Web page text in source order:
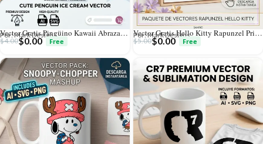
Vector Gratis Pingüino Kawaii Abrazando Cono de Helado para Sublimación
Por: Mark Designs
$4.00$0.00
Vector Gratis Hello Kitty Rapunzel Princesa de Disney Mashup para Sublimación
Por: Mark Designs
$5.00$0.00